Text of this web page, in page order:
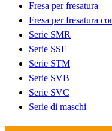
Fresa per fresatura
Fresa per fresatura
Serie SMR
Serie SSF
Serie STM
Serie SVB
Serie SVC
Serie di maschi